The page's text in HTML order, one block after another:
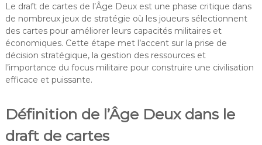
Le draft de cartes de l’Âge Deux est une phase critique dans
de nombreux jeux de stratégie où les joueurs sélectionnent
des cartes pour améliorer leurs capacités militaires et
économiques. Cette étape met l’accent sur la prise de
décision stratégique, la gestion des ressources et
l’importance du focus militaire pour construire une civilisation
efficace et puissante.
Définition de l’Âge Deux dans le
draft de cartes